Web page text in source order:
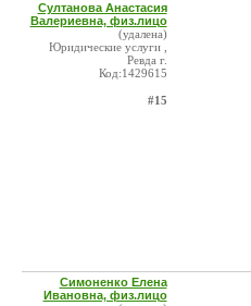
Султанова Анастасия
Валериевна, физ.лицо
(удалена)
Юридические услуги ,
Ревда г.
Код:1429615
#15
Симоненко Елена
Ивановна, физ.лицо